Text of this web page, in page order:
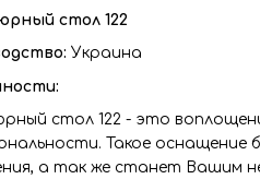
стол 122
Украина
стол 122 - это
Такое оснащение
а так же станет Вашим